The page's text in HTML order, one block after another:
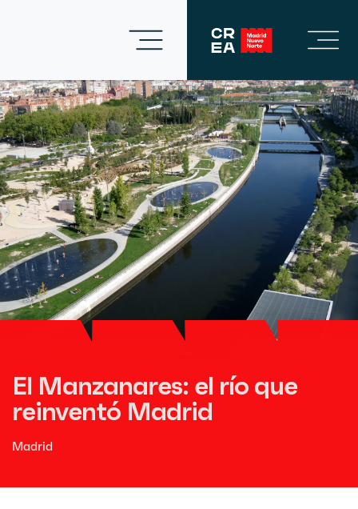
El Manzanares: el río que
reinventó Madrid
Madrid